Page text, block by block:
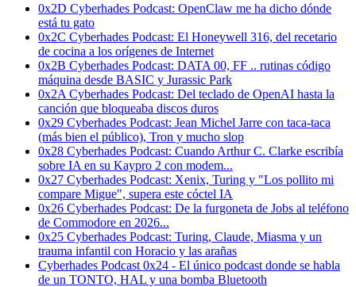
0x2D Cyberhades Podcast: OpenClaw me ha dicho dónde
está tu gato
0x2C Cyberhades Podcast: El Honeywell 316, del recetario
de cocina a los orígenes de Internet
0x2B Cyberhades Podcast: DATA 00, FF .. rutinas código
máquina desde BASIC y Jurassic Park
0x2A Cyberhades Podcast: Del teclado de OpenAI hasta la
canción que bloqueaba discos duros
0x29 Cyberhades Podcast: Jean Michel Jarre con taca-taca
(más bien el público), Tron y mucho slop
0x28 Cyberhades Podcast: Cuando Arthur C. Clarke escribía
sobre IA en su Kaypro 2 con modem...
0x27 Cyberhades Podcast: Xenix, Turing y "Los pollito mi
compare Migue", supera este cóctel IA
0x26 Cyberhades Podcast: De la furgoneta de Jobs al teléfono
de Commodore en 2026...
0x25 Cyberhades Podcast: Turing, Claude, Miasma y un
trauma infantil con Horacio y las arañas
Cyberhades Podcast 0x24 - El único podcast donde se habla
de un TONTO, HAL y una bomba Bluetooth